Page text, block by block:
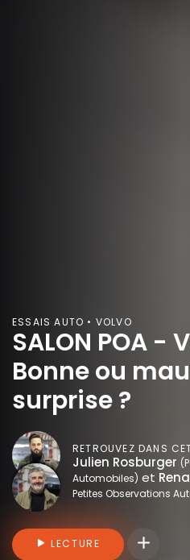
ESSAIS AUTO • VOLVO
SALON POA -
Bonne ou
surprise ?
RETROUVEZ DANS
Julien Rosburger
Automobiles) et
Petites Observations
LECTURE